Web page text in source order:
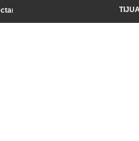
a turistas y residentes legales